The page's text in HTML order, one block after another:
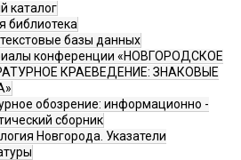
каталог
библиотека
базы данных
конференции «НОВГОРОДСКОЕ
КРАЕВЕДЕНИЕ: ЗНАКОВЫЕ
обозрение: информационно -
сборник
Новгорода. Указатели